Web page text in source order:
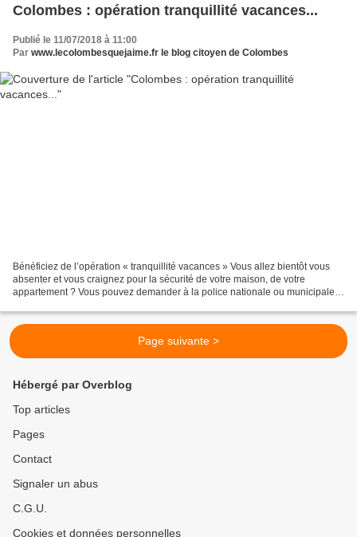
Colombes : opération tranquillité vacances...
Publié le 11/07/2018 à 11:00
Par www.lecolombesquejaime.fr le blog citoyen de Colombes
Bénéficiez de l’opération « tranquillité vacances » Vous allez bientôt vous
absenter et vous craignez pour la sécurité de votre maison, de votre
appartement ? Vous pouvez demander à la police nationale ou municipale
Page suivante >
Hébergé par Overblog
Top articles
Pages
Contact
Signaler un abus
C.G.U.
Cookies et données personnelles